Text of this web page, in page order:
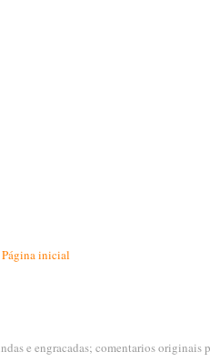
Página inicial
e engracadas; comentarios originais